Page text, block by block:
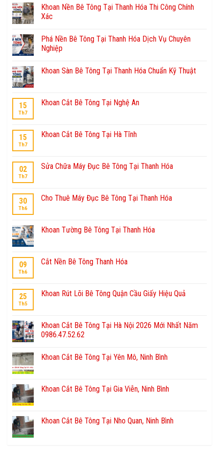
Khoan Nền Bê Tông Tại Thanh Hóa Thi Công Chính
Xác
Phá Nền Bê Tông Tại Thanh Hóa Dịch Vụ Chuyên
Nghiệp
Khoan Sàn Bê Tông Tại Thanh Hóa Chuẩn Kỹ Thuật
15
Th7
Khoan Cắt Bê Tông Tại Nghệ An
15
Th7
Khoan Cắt Bê Tông Tại Hà Tĩnh
02
Th7
Sửa Chữa Máy Đục Bê Tông Tại Thanh Hóa
30
Th6
Cho Thuê Máy Đục Bê Tông Tại Thanh Hóa
Khoan Tường Bê Tông Tại Thanh Hóa
09
Th6
Cắt Nền Bê Tông Thanh Hóa
25
Th5
Khoan Rút Lõi Bê Tông Quận Cầu Giấy Hiệu Quả
Khoan Cắt Bê Tông Tại Hà Nội 2026 Mới Nhất Năm
0986.47.52.62
Khoan Cắt Bê Tông Tại Yên Mô, Ninh Bình
Khoan Cắt Bê Tông Tại Gia Viễn, Ninh Bình
Khoan Cắt Bê Tông Tại Nho Quan, Ninh Bình